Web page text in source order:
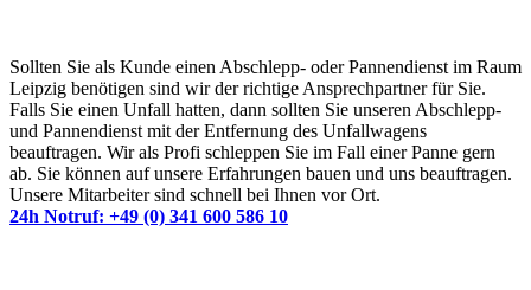
Sollten Sie als Kunde einen Abschlepp- oder Pannendienst im Raum
Leipzig benötigen sind wir der richtige Ansprechpartner für Sie.
Falls Sie einen Unfall hatten, dann sollten Sie unseren Abschlepp-
und Pannendienst mit der Entfernung des Unfallwagens
beauftragen. Wir als Profi schleppen Sie im Fall einer Panne gern
ab. Sie können auf unsere Erfahrungen bauen und uns beauftragen.
Unsere Mitarbeiter sind schnell bei Ihnen vor Ort.
24h Notruf: +49 (0) 341 600 586 10